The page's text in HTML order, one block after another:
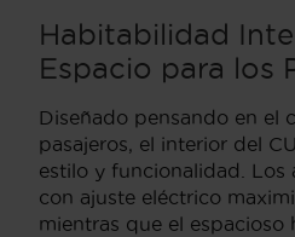
Habitabilidad
Espacio para los
Diseñado pensando en el
pasajeros, el interior del
estilo y funcionalidad. Los
con ajuste eléctrico
mientras que el espacioso